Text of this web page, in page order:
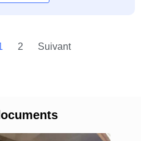
2 Suivant